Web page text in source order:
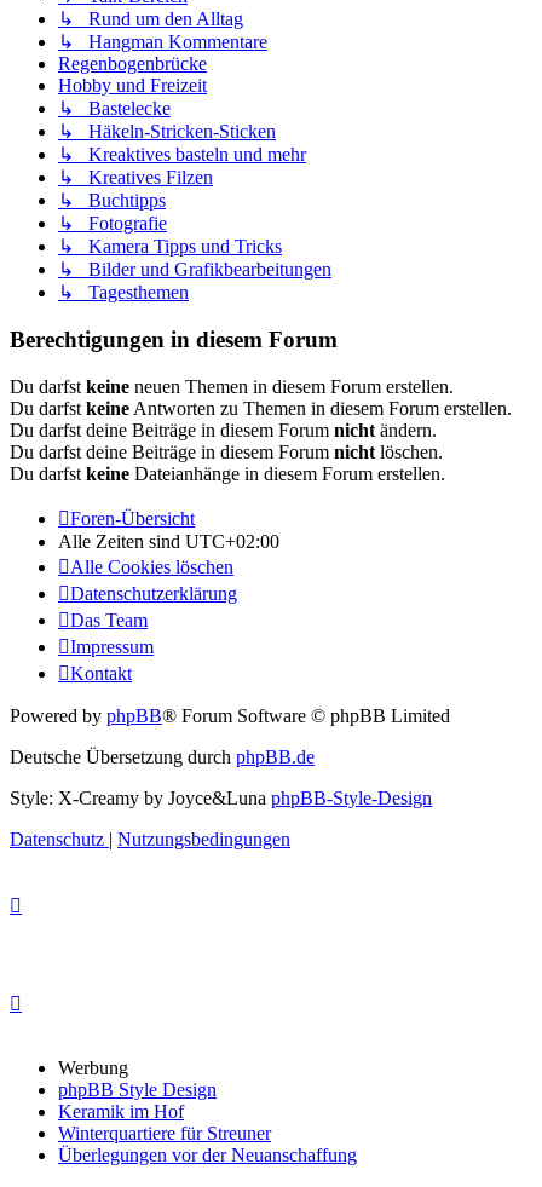
↳ Rund um den Alltag
↳ Hangman Kommentare
Regenbogenbrücke
Hobby und Freizeit
↳ Bastelecke
↳ Häkeln-Stricken-Sticken
↳ Kreaktives basteln und mehr
↳ Kreatives Filzen
↳ Buchtipps
↳ Fotografie
↳ Kamera Tipps und Tricks
↳ Bilder und Grafikbearbeitungen
↳ Tagesthemen
Berechtigungen in diesem Forum
Du darfst keine neuen Themen in diesem Forum erstellen.
Du darfst keine Antworten zu Themen in diesem Forum erstellen.
Du darfst deine Beiträge in diesem Forum nicht ändern.
Du darfst deine Beiträge in diesem Forum nicht löschen.
Du darfst keine Dateianhänge in diesem Forum erstellen.
Foren-Übersicht
Alle Zeiten sind UTC+02:00
Alle Cookies löschen
Datenschutzerklärung
Das Team
Impressum
Kontakt
Powered by phpBB® Forum Software © phpBB Limited
Deutsche Übersetzung durch phpBB.de
Style: X-Creamy by Joyce&Luna phpBB-Style-Design
Datenschutz | Nutzungsbedingungen
Werbung
phpBB Style Design
Keramik im Hof
Winterquartiere für Streuner
Überlegungen vor der Neuanschaffung